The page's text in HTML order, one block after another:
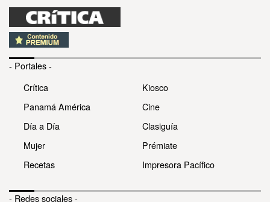
- Portales -
Crítica
Panamá América
Día a Día
Mujer
Recetas
Kiosco
Cine
Clasiguía
Prémiate
Impresora Pacífico
- Redes sociales -